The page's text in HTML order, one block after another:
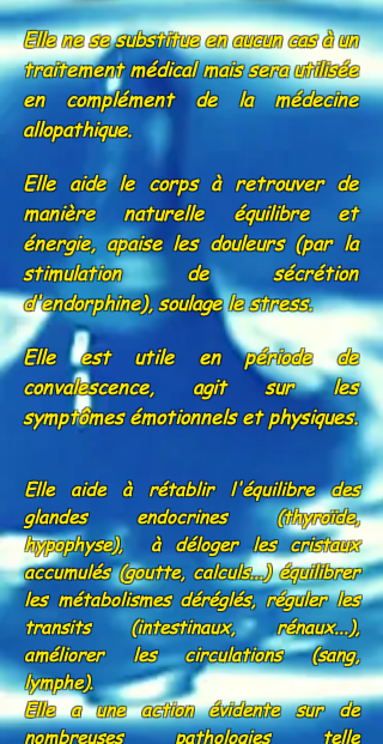
Elle ne se substitue en aucun cas à un
traitement médical mais sera utilisée
en complément de la médecine
allopathique.
Elle aide le corps à retrouver de
manière naturelle équilibre et
énergie, apaise les douleurs (par la
stimulation de sécrétion
d'endorphine), soulage le stress.
Elle est utile en période de
convalescence, agit sur les
symptômes émotionnels et physiques.
Elle aide à rétablir l'équilibre des
glandes endocrines (thyroïde,
hypophyse),
à déloger les cristaux
accumulés (goutte, calculs...) équilibrer
les métabolismes déréglés, réguler les
transits (intestinaux, rénaux...),
améliorer les circulations (sang,
lymphe).
Elle a une action évidente sur de
nombreuses pathologies telle